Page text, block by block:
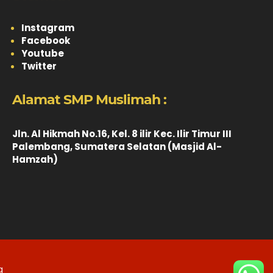
Instagram
Facebook
Youtube
Twitter
Alamat SMP Muslimah :
Jln. Al Hikmah No.16, Kel. 8 ilir Kec. Ilir Timur III
Palembang, Sumatera Selatan (Masjid Al-
Hamzah)